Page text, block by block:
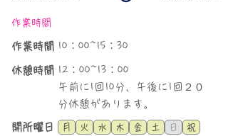
作業時間
​作業時間 10：00~15：30
休憩時間 12：00~13：00
午前に1回10分、午後に1回２０
分休憩があります。
​開所曜日 月 火 水 木 金 土 日 祝